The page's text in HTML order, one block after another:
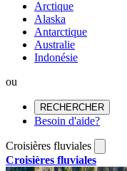
Arctique
Alaska
Antarctique
Australie
Indonésie
ou
RECHERCHER
Besoin d'aide?
Croisières fluviales
Croisières fluviales